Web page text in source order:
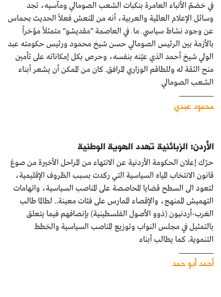
في خضمّ الأنباء العامرة بنكبات الشعب الصومالي ومآسيه، تجد
وسائل الإعلام العالمية والعربية، أنه من المنعش فعلاً الحديث بحماس
عن وجود نشاط سياسي ـ ما ـ في العاصمة "مقديشو" متمثلاً مؤخراً
بالأزمة بين الرئيس الصومالي حسن شيخ محمود ورئيس حكومته عبد
الولي شيخ أحمد الذي عيّنه بنفسه، وحرص بكل إمكاناته على تأمين
منح الثقة له وللطاقم الوزاري المرافق. كان من الممكن أن يشعر أبناء
الشعب الصومالي
محمود عبدي
الأردن: الزبائنية تهدد الهوية الوطنية
حرّك إعلان الحكومة الأردنية عن الانتهاء من المراحل الأخيرة من صوغ
قانون الانتخاب المياه السياسية التي ركدت بسبب الظروف الإقليمية،
لتعود الى السطح قضايا المحاصصة على المناصب السياسية، واتهامات
التهميش الممنهج، والإقصاء الممارس على فئات معينة.. لطالما طالب
الغرب-أردنيون (ذوو الأصول الفلسطينية) بإنصافهم فيما يتعلق
بالتمثيل في مجلس النواب وتوزيع المناصب السياسية والخطط
التنموية. كما يطالب أبناء
أحمد أبو حمد